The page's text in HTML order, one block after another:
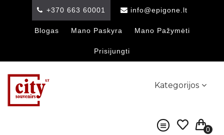
+370 663 60001 info@epigone.lt
Blogas Mano Paskyra Mano Pažymėti
Prisijungti
Kategorijos
0